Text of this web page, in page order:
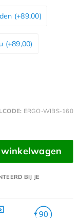
(+89,00)
(+89,00)
ERGO-WIBS-160
BIJ JE